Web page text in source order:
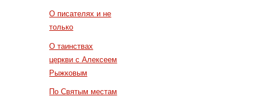
О писателях и не
только
О таинствах
церкви с Алексеем
Рыжковым
По Святым местам